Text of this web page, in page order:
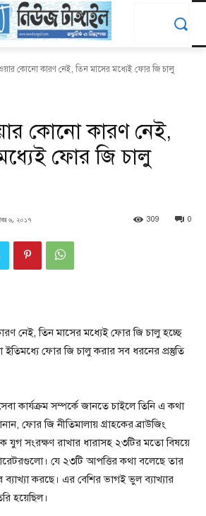
কোনো কারণ নেই, তিন মাসের মধ্যেই ফোর জি চালু
কোনো কারণ নেই,
ফোর জি চালু
৬, ২০১৭ 0
309
নেই, তিন মাসের মধ্যেই ফোর জি চালু হচ্ছে
ফোর জি চালু করার সব ধরনের প্রস্তুতি
কার্যক্রম সম্পর্কে জানতে চাইলে তিনি এ কথা
ফোর জি নীতিমালায় গ্রাহকের ব্রাউজিং
যুগ সংরক্ষণ রাখার ধারাসহ ২৩টির মতো বিষয়ে
যে ২৩টি আপত্তির কথা বলেছে তার
করছে। এর বেশির ভাগই ভুল ব্যাখ্যার
হয়েছিল।